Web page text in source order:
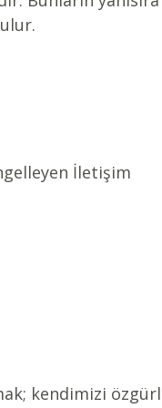
İletişim
kendimizi